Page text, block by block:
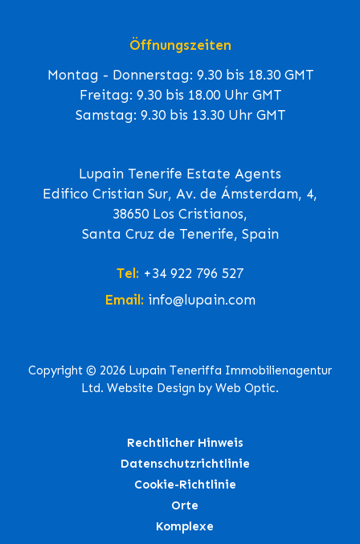
Öffnungszeiten
Montag - Donnerstag: 9.30 bis 18.30 GMT
Freitag: 9.30 bis 18.00 Uhr GMT
Samstag: 9.30 bis 13.30 Uhr GMT
Lupain Tenerife Estate Agents
Edifico Cristian Sur, Av. de Ámsterdam, 4,
38650 Los Cristianos,
Santa Cruz de Tenerife, Spain
Tel: +34 922 796 527
Email: info@lupain.com
Copyright © 2026 Lupain Teneriffa Immobilienagentur
Ltd. Website Design by Web Optic.
Rechtlicher Hinweis
Datenschutzrichtlinie
Cookie-Richtlinie
Orte
Komplexe